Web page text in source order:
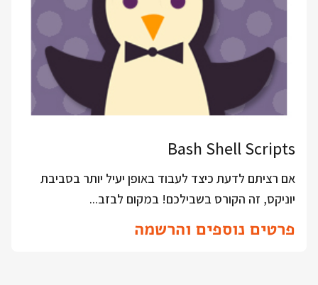
Bash Shell Scripts
אם רציתם לדעת כיצד לעבוד באופן יעיל יותר בסביבת
יוניקס, זה הקורס בשבילכם! במקום לבזב...
פרטים נוספים והרשמה